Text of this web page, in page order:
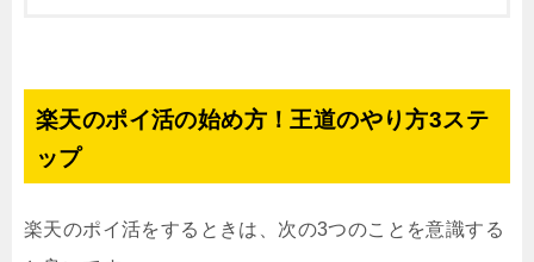
楽天のポイ活の始め方！王道のやり方3ステ
ップ
楽天のポイ活をするときは、次の3つのことを意識する